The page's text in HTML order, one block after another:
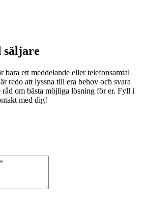
säljare
bara ett meddelande eller telefonsamtal
redo att lyssna till era behov och svara
om bästa möjliga lösning för er. Fyll i
med dig!